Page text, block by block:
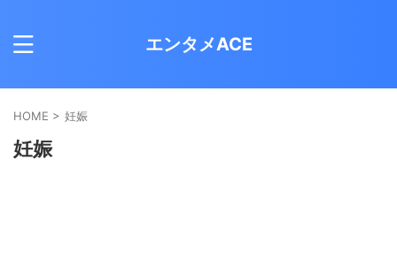
エンタメACE
HOME > 妊娠
妊娠